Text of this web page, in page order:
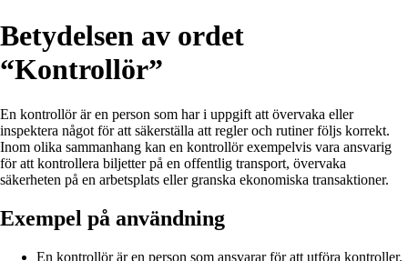
Betydelsen av ordet
“Kontrollör”
En kontrollör är en person som har i uppgift att övervaka eller
inspektera något för att säkerställa att regler och rutiner följs korrekt.
Inom olika sammanhang kan en kontrollör exempelvis vara ansvarig
för att kontrollera biljetter på en offentlig transport, övervaka
säkerheten på en arbetsplats eller granska ekonomiska transaktioner.
Exempel på användning
En kontrollör är en person som ansvarar för att utföra kontroller.